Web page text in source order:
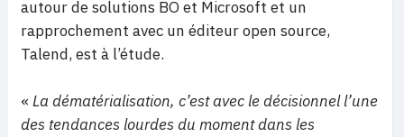
autour de solutions BO et Microsoft et un
rapprochement avec un éditeur open source,
Talend, est à l’étude.
« La dématérialisation, c’est avec le décisionnel l’une
des tendances lourdes du moment dans les